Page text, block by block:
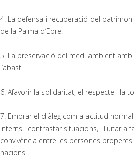
4. La defensa i recuperació del
de la Palma d’Ebre.
5. La preservació del medi ambient
l’abast.
6. Afavorir la solidaritat, el respecte i la
7. Emprar el diàleg com a actitud
interns i contrastar situacions, i lluitar a
convivència entre les persones
nacions.